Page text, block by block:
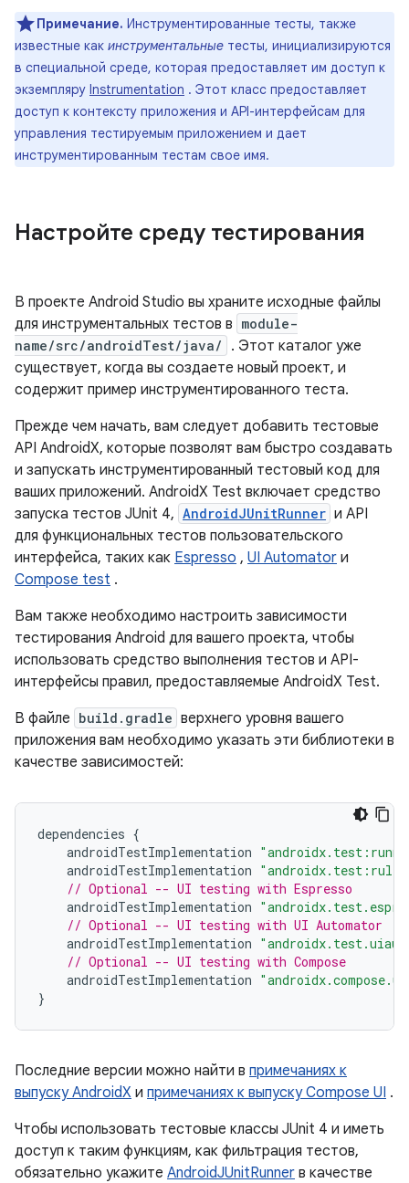
Примечание. Инструментированные тесты, также
известные как инструментальные тесты, инициализируются
в специальной среде, которая предоставляет им доступ к
экземпляру Instrumentation . Этот класс предоставляет
доступ к контексту приложения и API-интерфейсам для
управления тестируемым приложением и дает
инструментированным тестам свое имя.
Настройте среду тестирования
В проекте Android Studio вы храните исходные файлы
для инструментальных тестов в module-
name/src/androidTest/java/
. Этот каталог уже
существует, когда вы создаете новый проект, и
содержит пример инструментированного теста.
Прежде чем начать, вам следует добавить тестовые
API AndroidX, которые позволят вам быстро создавать
и запускать инструментированный тестовый код для
ваших приложений. AndroidX Test включает средство
запуска тестов JUnit 4, AndroidJUnitRunner и API
для функциональных тестов пользовательского
интерфейса, таких как Espresso , UI Automator и
Compose test .
Вам также необходимо настроить зависимости
тестирования Android для вашего проекта, чтобы
использовать средство выполнения тестов и API-
интерфейсы правил, предоставляемые AndroidX Test.
В файле build.gradle верхнего уровня вашего
приложения вам необходимо указать эти библиотеки в
качестве зависимостей:
dependencies {
androidTestImplementation
androidTestImplementation
// Optional -- UI testing with Espresso
androidTestImplementation
// Optional -- UI testing with UI Automator
androidTestImplementation
// Optional -- UI testing with Compose
androidTestImplementation
}
Последние версии можно найти в примечаниях к
выпуску AndroidX и примечаниях к выпуску Compose UI .
Чтобы использовать тестовые классы JUnit 4 и иметь
доступ к таким функциям, как фильтрация тестов,
обязательно укажите AndroidJUnitRunner в качестве